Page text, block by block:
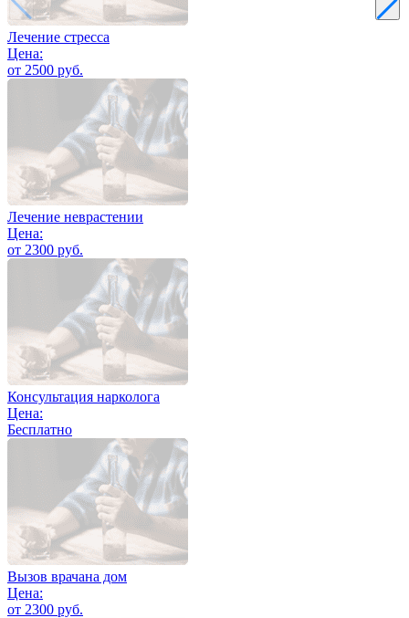
Лечение стресса
Цена:
от 2500 руб.
Лечение неврастении
Цена:
от 2300 руб.
Консультация нарколога
Цена:
Бесплатно
Вызов врачана дом
Цена:
от 2300 руб.